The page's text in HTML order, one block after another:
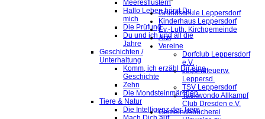
Meeresflüstern
Hallo Leben hörst Du
mich
Die Prüfung
Du und ich und all die
Jahre
Geschichten /
Unterhaltung
Komm, ich erzähl Dir eine
Geschichte
Zehn
Die Mondsteinmärchen
Tiere & Natur
Die Intelligenz der Tiere
Grundschule Leppersdorf
Kinderhaus Leppersdorf
Ev.-Luth. Kirchgemeinde
Arzt
Vereine
Dorfclub Leppersdorf
e.V.
Jugendfeuerw.
Leppersd.
TSV Leppersdorf
Taekwondo Allkampf
Club Dresden e.V.
Gemeindebücherei